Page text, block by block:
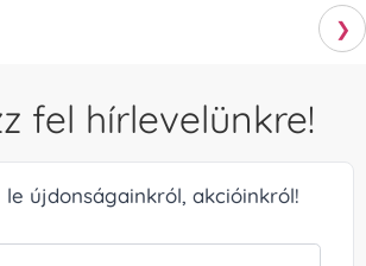
❯
fel hírlevelünkre!
újdonságainkról, akcióinkról!